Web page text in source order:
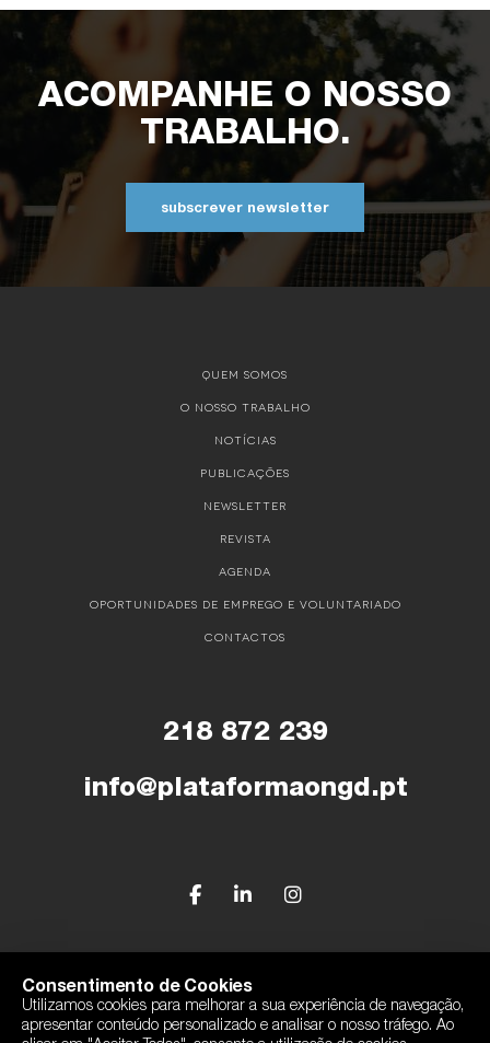
ACOMPANHE O NOSSO
TRABALHO.
subscrever newsletter
QUEM SOMOS
O NOSSO TRABALHO
NOTÍCIAS
PUBLICAÇÕES
NEWSLETTER
REVISTA
AGENDA
OPORTUNIDADES DE EMPREGO E VOLUNTARIADO
CONTACTOS
218 872 239
info@plataformaongd.pt
Política de Privacidade
Com o apoio de Camões, I.P
Consentimento de Cookies
Utilizamos cookies para melhorar a sua experiência de navegação,
apresentar conteúdo personalizado e analisar o nosso tráfego. Ao